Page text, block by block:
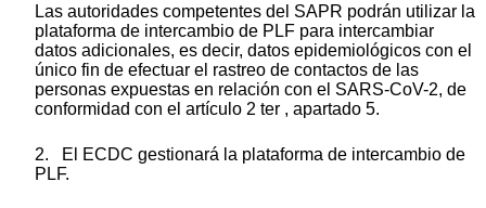
Las autoridades competentes del SAPR podrán utilizar la
plataforma de intercambio de PLF para intercambiar
datos adicionales, es decir, datos epidemiológicos con el
único fin de efectuar el rastreo de contactos de las
personas expuestas en relación con el SARS-CoV-2, de
conformidad con el artículo 2 ter , apartado 5.
2. El ECDC gestionará la plataforma de intercambio de
PLF.